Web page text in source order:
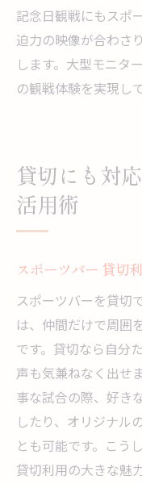
記念日観戦にもスポ
迫力の映像が合わさ
します。大型モニタ
の観戦体験を実現し
貸切にも対
活用術
スポーツバー 貸切
スポーツバーを貸切
は、仲間だけで周囲
です。貸切なら自分
声も気兼ねなく出せ
事な試合の際、好き
したり、オリジナル
とも可能です。こう
貸切利用の大きな魅力